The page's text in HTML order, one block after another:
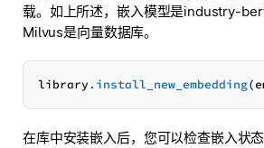
载。如上所述，嵌入模型是industry-
Milvus是向量数据库。
library.install_new_embedding
在库中安装嵌入后，您可以检查嵌入状